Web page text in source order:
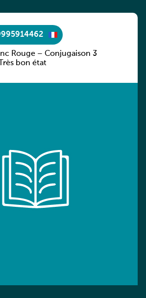
Rouge – Conjugaison 3
bon état